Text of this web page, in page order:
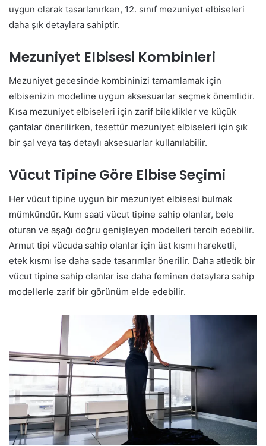
uygun olarak tasarlanırken, 12. sınıf mezuniyet elbiseleri
daha şık detaylara sahiptir.
Mezuniyet Elbisesi Kombinleri
Mezuniyet gecesinde kombininizi tamamlamak için
elbisenizin modeline uygun aksesuarlar seçmek önemlidir.
Kısa mezuniyet elbiseleri için zarif bileklikler ve küçük
çantalar önerilirken, tesettür mezuniyet elbiseleri için şık
bir şal veya taş detaylı aksesuarlar kullanılabilir.
Vücut Tipine Göre Elbise Seçimi
Her vücut tipine uygun bir mezuniyet elbisesi bulmak
mümkündür. Kum saati vücut tipine sahip olanlar, bele
oturan ve aşağı doğru genişleyen modelleri tercih edebilir.
Armut tipi vücuda sahip olanlar için üst kısmı hareketli,
etek kısmı ise daha sade tasarımlar önerilir. Daha atletik bir
vücut tipine sahip olanlar ise daha feminen detaylara sahip
modellerle zarif bir görünüm elde edebilir.